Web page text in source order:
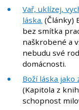
Vař, uklízej,
láska. (Články)
bez smítka
naškrobené a
nebudu své
domácnosti.
Boží láska
(Kapitola z
schopnost